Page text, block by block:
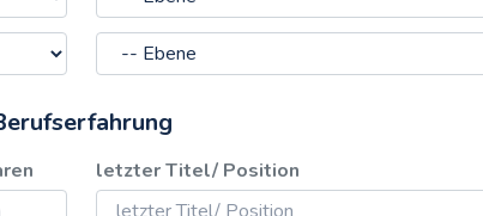
letzter Titel/ Position